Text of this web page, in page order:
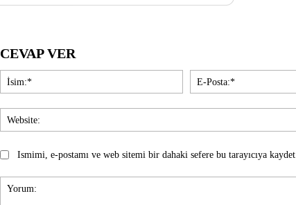
CEVAP VER
İsim:*
Ismimi, e-postamı ve web sitemi bir dahaki sefere bu tarayıcıya kaydet.